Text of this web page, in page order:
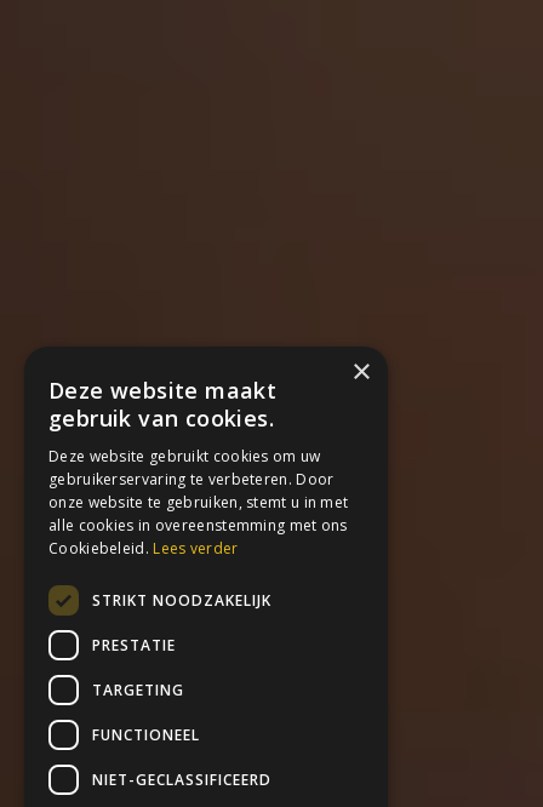
×
Deze website maakt
gebruik van cookies.
Deze website gebruikt cookies om uw
gebruikerservaring te verbeteren. Door
onze website te gebruiken, stemt u in met
alle cookies in overeenstemming met ons
Cookiebeleid. Lees verder
STRIKT NOODZAKELIJK
PRESTATIE
TARGETING
FUNCTIONEEL
NIET-GECLASSIFICEERD